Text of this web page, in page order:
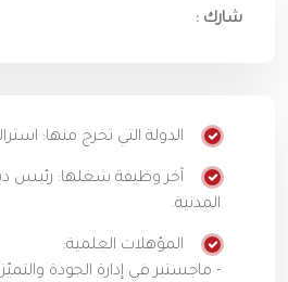
شارك :
الدولة التي تخرج منها:
آخر وظيفة شغلها: رئيس
المدنية.
المؤهلات العلمية:
- ماجستير في إدارة الجودة